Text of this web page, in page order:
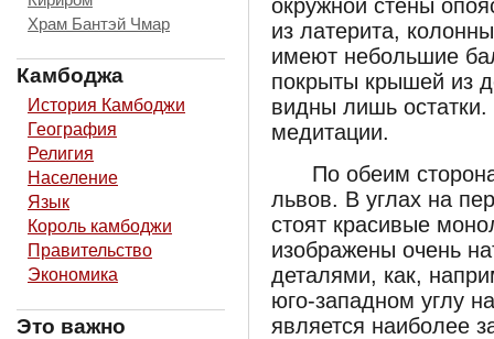
Храм Бантэй Чмар
Камбоджа
История Камбоджи
География
Религия
Население
Язык
Король камбоджи
Правительство
Экономика
Это важно
окружной стены
из латерита,
имеют небольшие
покрыты крышей из
видны лишь
медитации.
По обеим
львов. В углах на
стоят красивые
изображены очень
деталями, как,
юго-западном углу
является наиболее